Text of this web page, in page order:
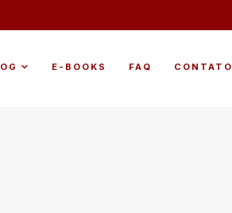
E-BOOKS FAQ CONTATO